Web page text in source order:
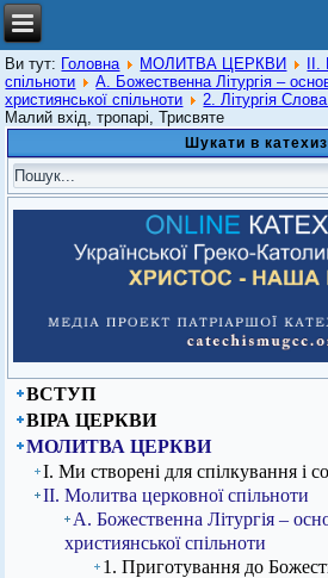
Ви тут: Головна МОЛИТВА ЦЕРКВИ
спільноти
А. Божественна Літургія –
християнської спільноти
2. Літургія
Малий вхід, тропарі, Трисвяте
Шукати в
ВСТУП
ВІРА ЦЕРКВИ
МОЛИТВА ЦЕРКВИ
І. Ми створені для спілкування і
ІІ. Молитва церковної спільноти
А. Божественна Літургія –
християнської спільноти
1. Приготування до